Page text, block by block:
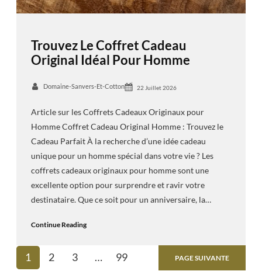
Trouvez Le Coffret Cadeau
Original Idéal Pour Homme
Domaine-Sanvers-Et-Cotton 22 Juillet 2026
Article sur les Coffrets Cadeaux Originaux pour
Homme Coffret Cadeau Original Homme : Trouvez le
Cadeau Parfait À la recherche d’une idée cadeau
unique pour un homme spécial dans votre vie ? Les
coffrets cadeaux originaux pour homme sont une
excellente option pour surprendre et ravir votre
destinataire. Que ce soit pour un anniversaire, la…
Continue Reading
1 2 3 … 99 PAGE SUIVANTE